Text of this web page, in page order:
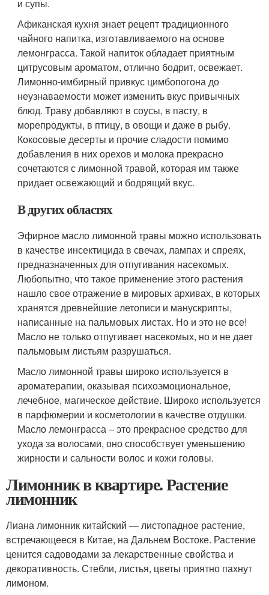
и супы.
Афиканская кухня знает рецепт традиционного
чайного напитка, изготавливаемого на основе
лемонграсса. Такой напиток обладает приятным
цитрусовым ароматом, отлично бодрит, освежает.
Лимонно-имбирный привкус цимбопогона до
неузнаваемости может изменить вкус привычных
блюд. Траву добавляют в соусы, в пасту, в
морепродукты, в птицу, в овощи и даже в рыбу.
Кокосовые десерты и прочие сладости помимо
добавления в них орехов и молока прекрасно
сочетаются с лимонной травой, которая им также
придает освежающий и бодрящий вкус.
В других областях
Эфирное масло лимонной травы можно использовать
в качестве инсектицида в свечах, лампах и спреях,
предназначенных для отпугивания насекомых.
Любопытно, что такое применение этого растения
нашло свое отражение в мировых архивах, в которых
хранятся древнейшие летописи и манускрипты,
написанные на пальмовых листах. Но и это не все!
Масло не только отпугивает насекомых, но и не дает
пальмовым листьям разрушаться.
Масло лимонной травы широко используется в
ароматерапии, оказывая психоэмоциональное,
лечебное, магическое действие. Широко используется
в парфюмерии и косметологии в качестве отдушки.
Масло лемонграсса – это прекрасное средство для
ухода за волосами, оно способствует уменьшению
жирности и сальности волос и кожи головы.
Лимонник в квартире. Растение
лимонник
Лиана лимонник китайский — листопадное растение,
встречающееся в Китае, на Дальнем Востоке. Растение
ценится садоводами за лекарственные свойства и
декоративность. Стебли, листья, цветы приятно пахнут
лимоном.